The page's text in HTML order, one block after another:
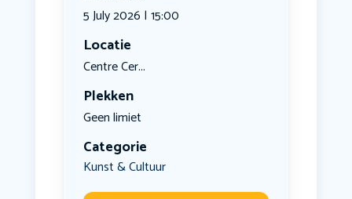
5 July 2026 | 15:00
Locatie
Centre Cer...
Plekken
Geen limiet
Categorie
Kunst & Cultuur